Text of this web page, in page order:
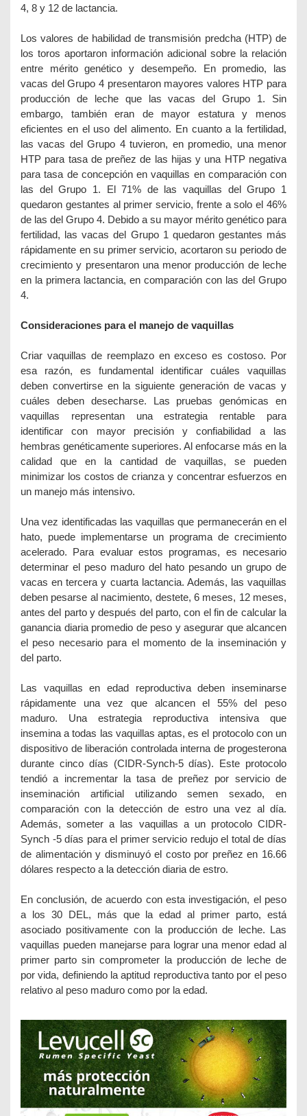
4, 8 y 12 de lactancia.
Los valores de habilidad de transmisión predcha (HTP) de
los toros aportaron información adicional sobre la relación
entre mérito genético y desempeño. En promedio, las
vacas del Grupo 4 presentaron mayores valores HTP para
producción de leche que las vacas del Grupo 1. Sin
embargo, también eran de mayor estatura y menos
eficientes en el uso del alimento. En cuanto a la fertilidad,
las vacas del Grupo 4 tuvieron, en promedio, una menor
HTP para tasa de preñez de las hijas y una HTP negativa
para tasa de concepción en vaquillas en comparación con
las del Grupo 1. El 71% de las vaquillas del Grupo 1
quedaron gestantes al primer servicio, frente a solo el 46%
de las del Grupo 4. Debido a su mayor mérito genético para
fertilidad, las vacas del Grupo 1 quedaron gestantes más
rápidamente en su primer servicio, acortaron su periodo de
crecimiento y presentaron una menor producción de leche
en la primera lactancia, en comparación con las del Grupo
4.
Consideraciones para el manejo de vaquillas
Criar vaquillas de reemplazo en exceso es costoso. Por
esa razón, es fundamental identificar cuáles vaquillas
deben convertirse en la siguiente generación de vacas y
cuáles deben desecharse. Las pruebas genómicas en
vaquillas representan una estrategia rentable para
identificar con mayor precisión y confiabilidad a las
hembras genéticamente superiores. Al enfocarse más en la
calidad que en la cantidad de vaquillas, se pueden
minimizar los costos de crianza y concentrar esfuerzos en
un manejo más intensivo.
Una vez identificadas las vaquillas que permanecerán en el
hato, puede implementarse un programa de crecimiento
acelerado. Para evaluar estos programas, es necesario
determinar el peso maduro del hato pesando un grupo de
vacas en tercera y cuarta lactancia. Además, las vaquillas
deben pesarse al nacimiento, destete, 6 meses, 12 meses,
antes del parto y después del parto, con el fin de calcular la
ganancia diaria promedio de peso y asegurar que alcancen
el peso necesario para el momento de la inseminación y
del parto.
Las vaquillas en edad reproductiva deben inseminarse
rápidamente una vez que alcancen el 55% del peso
maduro. Una estrategia reproductiva intensiva que
insemina a todas las vaquillas aptas, es el protocolo con un
dispositivo de liberación controlada interna de progesterona
durante cinco días (CIDR-Synch-5 días). Este protocolo
tendió a incrementar la tasa de preñez por servicio de
inseminación artificial utilizando semen sexado, en
comparación con la detección de estro una vez al día.
Además, someter a las vaquillas a un protocolo CIDR-
Synch -5 días para el primer servicio redujo el total de días
de alimentación y disminuyó el costo por preñez en 16.66
dólares respecto a la detección diaria de estro.
En conclusión, de acuerdo con esta investigación, el peso
a los 30 DEL, más que la edad al primer parto, está
asociado positivamente con la producción de leche. Las
vaquillas pueden manejarse para lograr una menor edad al
primer parto sin comprometer la producción de leche de
por vida, definiendo la aptitud reproductiva tanto por el peso
relativo al peso maduro como por la edad.